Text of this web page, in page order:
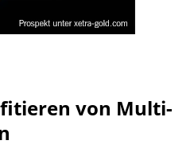
von Multi-